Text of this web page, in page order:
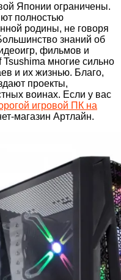
Японии ограничены.
полностью
родины, не говоря
знаний об
фильмов и
многие сильно
и их жизнью. Благо,
проекты,
воинах. Если у вас
игровой ПК на
магазин Артлайн.